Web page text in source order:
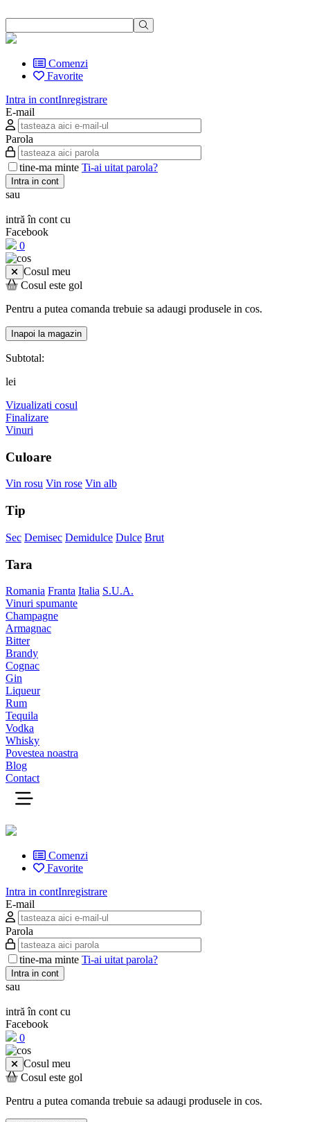
Comenzi
Favorite
Intra in contInregistrare
E-mail
Parola
tine-ma minte Ti-ai uitat parola?
Intra in cont
sau
intră în cont cu
Facebook
0
Cosul meu
Cosul este gol
Pentru a putea comanda trebuie sa adaugi produsele in cos.
Inapoi la magazin
Subtotal:
lei
Vizualizati cosul
Finalizare
Vinuri
Culoare
Vin rosu Vin rose Vin alb
Tip
Sec Demisec Demidulce Dulce Brut
Tara
Romania Franta Italia S.U.A.
Vinuri spumante
Champagne
Armagnac
Bitter
Brandy
Cognac
Gin
Liqueur
Rum
Tequila
Vodka
Whisky
Povestea noastra
Blog
Contact
Comenzi
Favorite
Intra in contInregistrare
E-mail
Parola
tine-ma minte Ti-ai uitat parola?
Intra in cont
sau
intră în cont cu
Facebook
0
Cosul meu
Cosul este gol
Pentru a putea comanda trebuie sa adaugi produsele in cos.